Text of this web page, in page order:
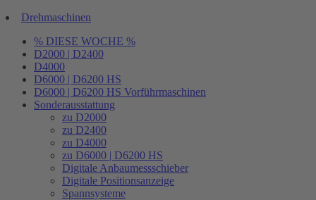
Drehmaschinen
% DIESE WOCHE %
D2000 | D2400
D4000
D6000 | D6200 HS
D6000 | D6200 HS Vorführmaschinen
Sonderausstattung
zu D2000
zu D2400
zu D4000
zu D6000 | D6200 HS
Digitale Anbaumessschieber
Digitale Positionsanzeige
Spannsysteme